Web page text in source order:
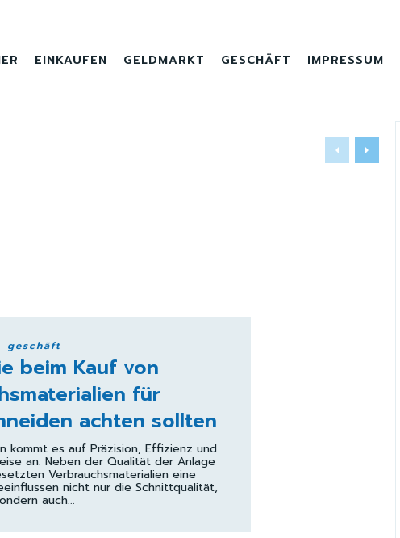
EINKAUFEN GELDMARKT GESCHÄFT IMPRESSUM
geschäft
beim Kauf von
für
achten sollten
kommt es auf Präzision, Effizienz und
an. Neben der Qualität der Anlage
Verbrauchsmaterialien eine
nicht nur die Schnittqualität,
auch...